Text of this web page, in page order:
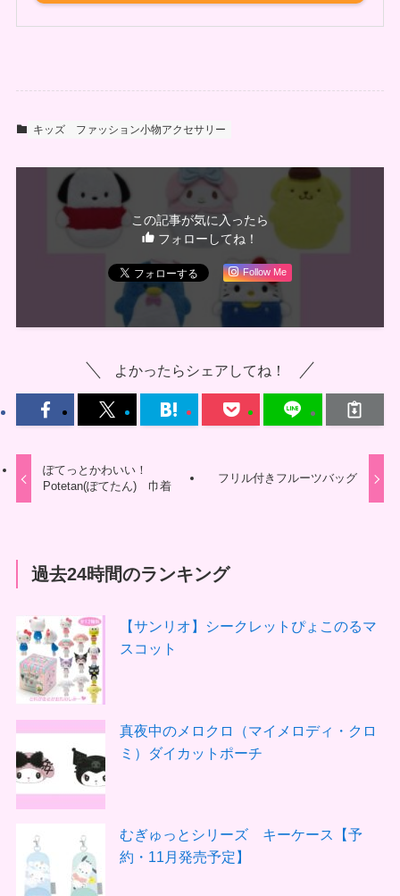
キッズ ファッション小物アクセサリー
この記事が気に入ったら
フォローしてね！
Follow Me
よかったらシェアしてね！
ぽてっとかわいい！
Potetan(ぽてたん) 巾着
フリル付きフルーツバッグ
過去24時間のランキング
【サンリオ】シークレットぴょこのるマ
スコット
真夜中のメロクロ（マイメロディ・クロ
ミ）ダイカットポーチ
むぎゅっとシリーズ キーケース【予
約・11月発売予定】